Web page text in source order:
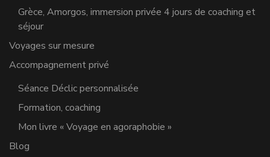
Grèce, Amorgos, immersion privée 4 jours de coaching et
séjour
Voyages sur mesure
Accompagnement privé
Séance Déclic personnalisée
Formation, coaching
Mon livre « Voyage en agoraphobie »
Blog